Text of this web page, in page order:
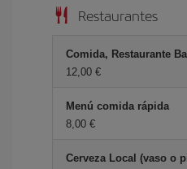
Restaurantes
Comida, Restaurante
12,00 €
Menú comida rápida
8,00 €
Cerveza Local (vaso o